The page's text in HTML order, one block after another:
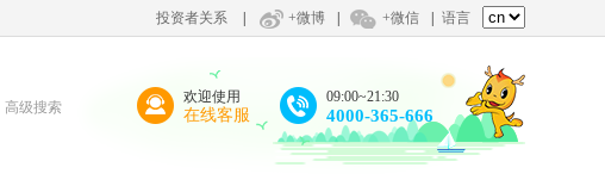
投资者关系 +微博 +微信 语言
高级搜索
欢迎使用
在线客服
09:00~21:30
4000-365-666